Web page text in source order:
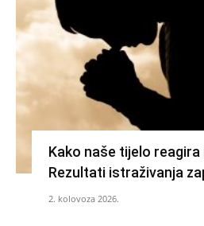
Kako naše tijelo reagira
Rezultati istraživanja
2. kolovoza 2026.